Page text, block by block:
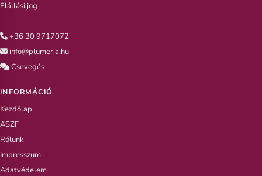
Elállási jog
+36 30 9717072
info@plumeria.hu
Csevegés
INFORMÁCIÓ
Kezdőlap
ASZF
Rólunk
Impresszum
Adatvédelem